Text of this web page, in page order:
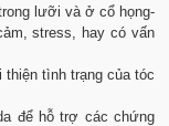
lưỡi và ở cổ họng-
stress, hay có vấn
thiện tình trạng của tóc
để hỗ trợ các chứng